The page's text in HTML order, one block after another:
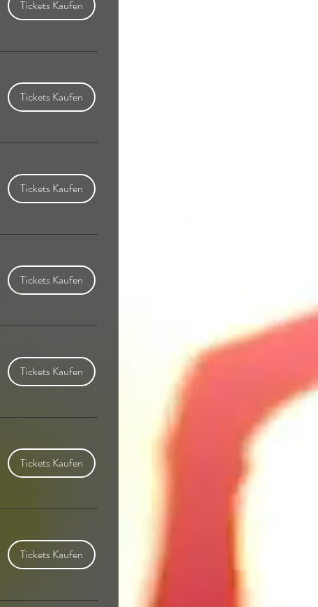
Tickets Kaufen
Tickets Kaufen
Tickets Kaufen
Tickets Kaufen
Tickets Kaufen
Tickets Kaufen
Tickets Kaufen